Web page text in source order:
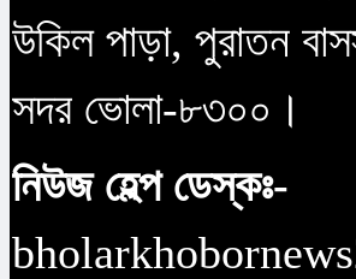
উকিল পাড়া, পুরাতন
সদর ভোলা-৮৩০০।
নিউজ হেল্প ডেস্কঃ-